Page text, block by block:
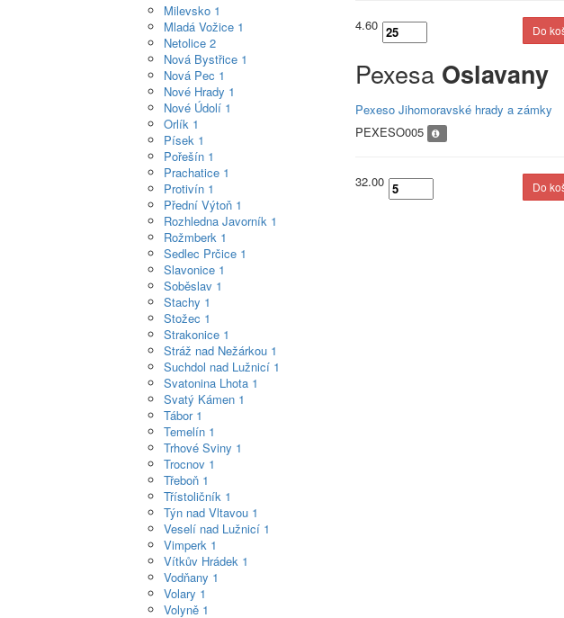
4.60
Pexesa Oslavany
Pexeso Jihomoravské hrady a zámky
PEXESO005
32.00
Milevsko 1
Mladá Vožice 1
Netolice 2
Nová Bystřice 1
Nová Pec 1
Nové Hrady 1
Nové Údolí 1
Orlík 1
Písek 1
Pořešín 1
Prachatice 1
Protivín 1
Přední Výtoň 1
Rozhledna Javorník 1
Rožmberk 1
Sedlec Prčice 1
Slavonice 1
Soběslav 1
Stachy 1
Stožec 1
Strakonice 1
Stráž nad Nežárkou 1
Suchdol nad Lužnicí 1
Svatonina Lhota 1
Svatý Kámen 1
Tábor 1
Temelín 1
Trhové Sviny 1
Trocnov 1
Třeboň 1
Třístoličník 1
Týn nad Vltavou 1
Veselí nad Lužnicí 1
Vimperk 1
Vítkův Hrádek 1
Vodňany 1
Volary 1
Volyně 1